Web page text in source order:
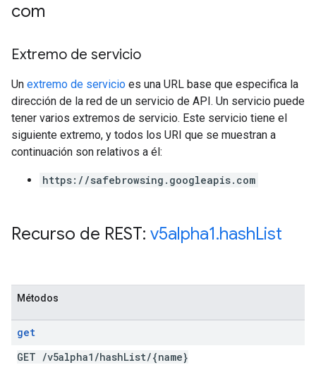
com
Extremo de servicio
Un extremo de servicio es una URL base que especifica la
dirección de la red de un servicio de API. Un servicio puede
tener varios extremos de servicio. Este servicio tiene el
siguiente extremo, y todos los URI que se muestran a
continuación son relativos a él:
https://safebrowsing.googleapis.com
Recurso de REST: v5alpha1.hashList
Métodos
get
GET /v5alpha1 /hashList/{name}